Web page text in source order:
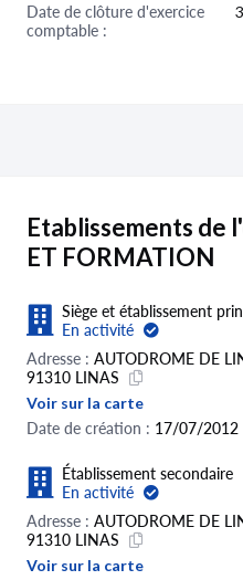
Date de clôture d'exercice
comptable :
Etablissements de
ET FORMATION
Siège et établissement
En activité
Adresse : AUTODROME DE
91310 LINAS
Voir sur la carte
Date de création : 17/07/2012
Établissement secondaire
En activité
Adresse : AUTODROME DE
91310 LINAS
Voir sur la carte